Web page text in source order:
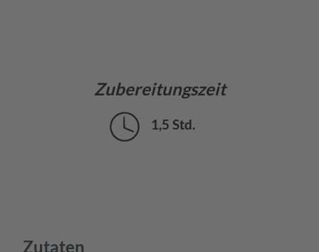
Zubereitungszeit
1,5 Std.
Zutaten